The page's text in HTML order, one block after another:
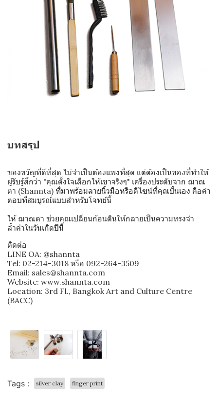
บทสรุป
ของขวัญที่ดีที่สุด ไม่จำเป็นต้องแพงที่สุด แต่ต้องเป็นของที่ทำให้
ผู้รับรู้สึกว่า "คุณตั้งใจเลือกให้เขาจริงๆ" เครื่องประดับจาก ฌาณ
ตา (Shannta) ที่มาพร้อมลายนิ้วมือหรือดีไซน์ที่คุณปั้นเอง คือคำ
ตอบที่สมบูรณ์แบบสำหรับโจทย์นี้
ให้ ฌาณตา ช่วยคุณเปลี่ยนก้อนดินให้กลายเป็นความทรงจำ
ล้ำค่าในวันเกิดปีนี้
ติดต่อ
LINE OA: @shannta
Tel: 02-214-3018 หรือ 092-264-3509
Email: sales@shannta.com
Website: www.shannta.com
Location: 3rd Fl., Bangkok Art and Culture Centre
(BACC)
Tags : silver clay finger print